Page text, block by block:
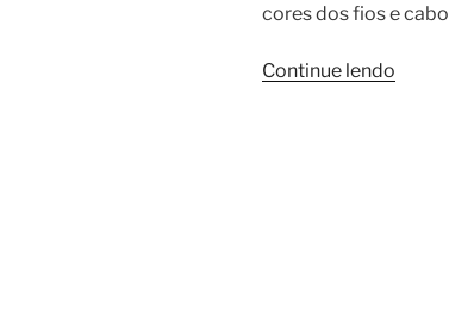
cores dos fios e
Continue lendo